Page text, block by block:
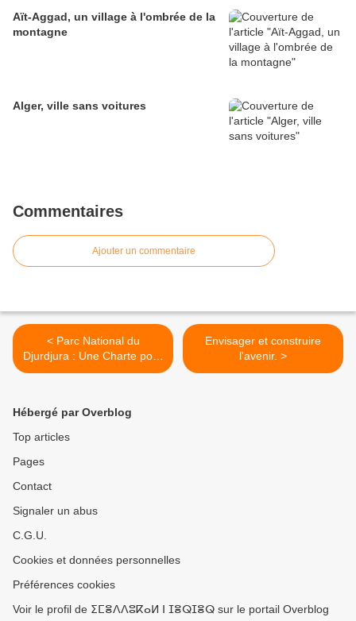
Aït-Aggad, un village à l'ombrée de la
montagne
Alger, ville sans voitures
Commentaires
Ajouter un commentaire
< Parc National du
Djurdjura : Une Charte pour
le randonneur
Envisager et construire
l'avenir. >
Hébergé par Overblog
Top articles
Pages
Contact
Signaler un abus
C.G.U.
Cookies et données personnelles
Préférences cookies
Voir le profil de ⵉⵎⴻⴷⴷⵓⴽⴰⵍ ⵏ ⵊⴻⵕⵊⴻⵕ sur le portail Overblog